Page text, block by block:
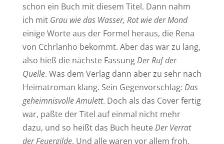
schon ein Buch mit diesem Titel. Dann nahm
ich mit Grau wie das Wasser, Rot wie der Mond
einige Worte aus der Formel heraus, die Rena
von Cchrlanho bekommt. Aber das war zu lang,
also hieß die nächste FassungDer Ruf der
Quelle. Was dem Verlag dann aber zu sehr nach
Heimatroman klang. Sein Gegenvorschlag: Das
geheimnisvolle Amulett. Doch als das Cover fertig
war, paßte der Titel auf einmal nicht mehr
dazu, und so heißt das Buch heuteDer Verrat
der Feuergilde. Und alle waren vor allem froh,